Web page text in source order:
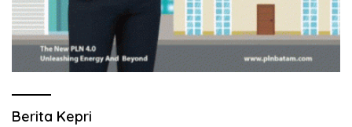
Berita Kepri